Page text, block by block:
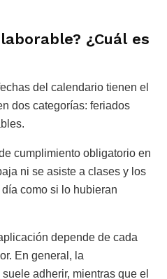
¿Cuál es
del calendario tienen el
dos categorías: feriados
cumplimiento obligatorio en
ni se asiste a clases y los
como si lo hubieran
depende de cada
En general, la
adherir, mientras que el